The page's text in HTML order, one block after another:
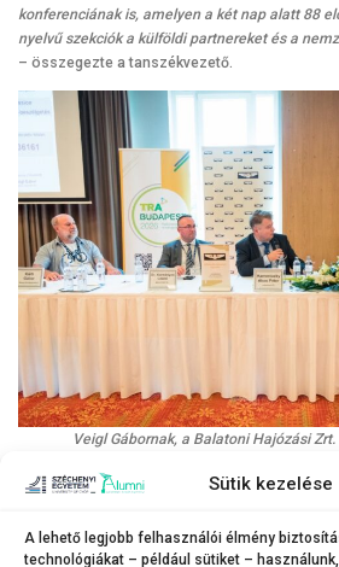
Sütik kezelése
A lehető legjobb felhasználói élmény
technológiákat – például sütiket –
konferenciának is, amelyen a két nap alatt 88
nyelvű szekciók a külföldi partnereket és a
– összegezte a tanszékvezető.
Veigl Gábornak, a Balatoni Hajózási
megvitató kerekasztal-beszélgetés követett (a
Zrt. vezérigazgató-helyettese, Kameniczky
üzemeltetési főigazgatója, dr. Kerékgyártó